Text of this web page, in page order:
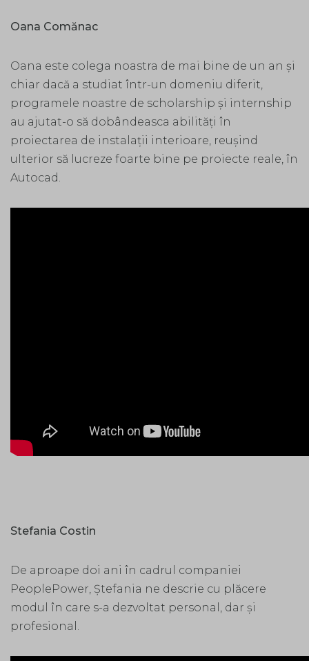
Oana Comănac
Oana este colega noastra de mai bine de un an și
chiar dacă a studiat într-un domeniu diferit,
programele noastre de scholarship și internship
au ajutat-o să dobândeasca abilități în
proiectarea de instalații interioare, reușind
ulterior să lucreze foarte bine pe proiecte reale, în
Autocad.
Stefania Costin
De aproape doi ani în cadrul companiei
PeoplePower, Ștefania ne descrie cu plăcere
modul în care s-a dezvoltat personal, dar și
profesional.